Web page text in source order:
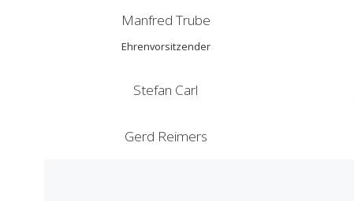
Manfred Trube
Ehrenvorsitzender
Stefan Carl
Gerd Reimers